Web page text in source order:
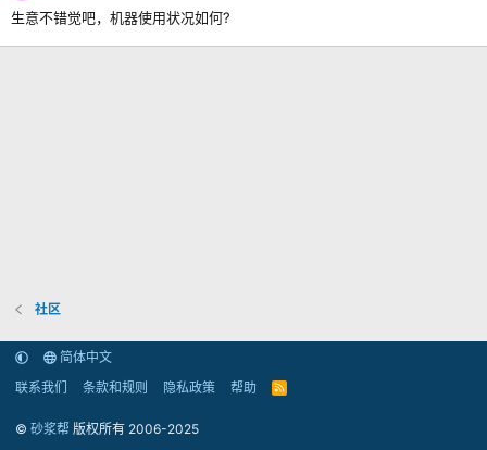
生意不错觉吧，机器使用状况如何?
社区
简体中文
联系我们
条款和规则 隐私政策 帮助
R
© 砂浆帮 版权所有 2006-2025